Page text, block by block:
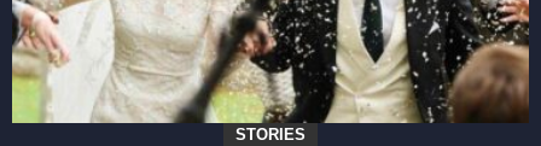
STORIES